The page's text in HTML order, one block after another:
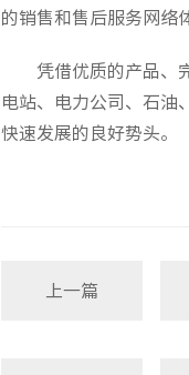
的销售和售后服务网络
凭借优质的产品、
电站、电力公司、石油
快速发展的良好势头。
上一篇